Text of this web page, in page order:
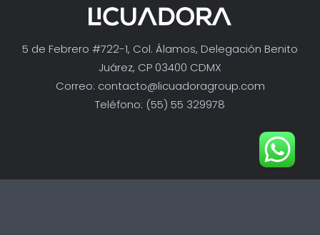
5 de Febrero #722-1, Col. Álamos, Delegación Benito
Juárez, CP 03400 CDMX
Correo: contacto@licuadoragroup.com
Teléfono: (55) 55 329978